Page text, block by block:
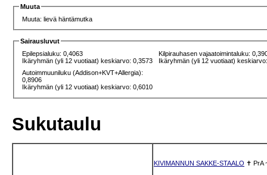
Muuta
Muuta: lievä häntämutka
Sairausluvut
Epilepsialuku: 0,4063
Ikäryhmän (yli 12 vuotiaat) keskiarvo: 0,3573
Kilpirauhasen vajaatoimintaluku:
Ikäryhmän (yli 12 vuotiaat)
Autoimmuuniluku (Addison+KVT+Allergia):
0,8906
Ikäryhmän (yli 12 vuotiaat) keskiarvo: 0,6010
Sukutaulu
KIVIMANNUN SAKKE-STAALO ✝ PrA